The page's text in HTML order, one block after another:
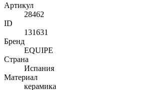
Артикул
28462
ID
131631
Бренд
EQUIPE
Страна
Испания
Материал
керамика